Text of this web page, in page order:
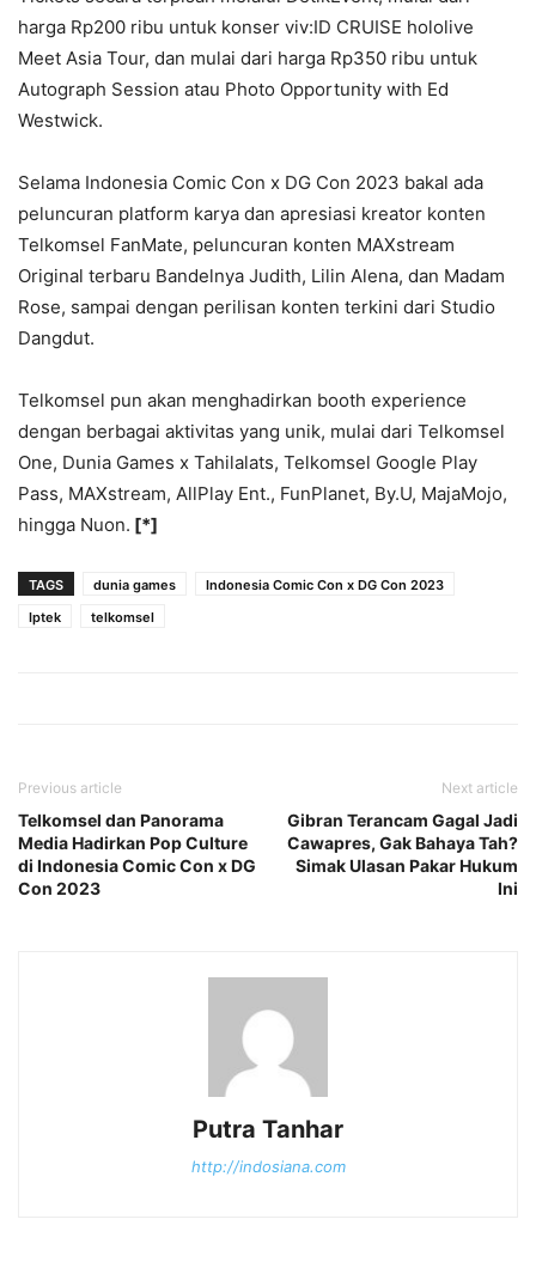
harga Rp200 ribu untuk konser viv:ID CRUISE hololive
Meet Asia Tour, dan mulai dari harga Rp350 ribu untuk
Autograph Session atau Photo Opportunity with Ed
Westwick.
Selama Indonesia Comic Con x DG Con 2023 bakal ada
peluncuran platform karya dan apresiasi kreator konten
Telkomsel FanMate, peluncuran konten MAXstream
Original terbaru Bandelnya Judith, Lilin Alena, dan Madam
Rose, sampai dengan perilisan konten terkini dari Studio
Dangdut.
Telkomsel pun akan menghadirkan booth experience
dengan berbagai aktivitas yang unik, mulai dari Telkomsel
One, Dunia Games x Tahilalats, Telkomsel Google Play
Pass, MAXstream, AllPlay Ent., FunPlanet, By.U, MajaMojo,
hingga Nuon. [*]
TAGS dunia games
Indonesia Comic Con x DG Con 2023
Iptek
telkomsel
Previous article
Telkomsel dan Panorama
Media Hadirkan Pop Culture
di Indonesia Comic Con x DG
Con 2023
Next article
Gibran Terancam Gagal Jadi
Cawapres, Gak Bahaya Tah?
Simak Ulasan Pakar Hukum
Ini
Putra Tanhar
http://indosiana.com